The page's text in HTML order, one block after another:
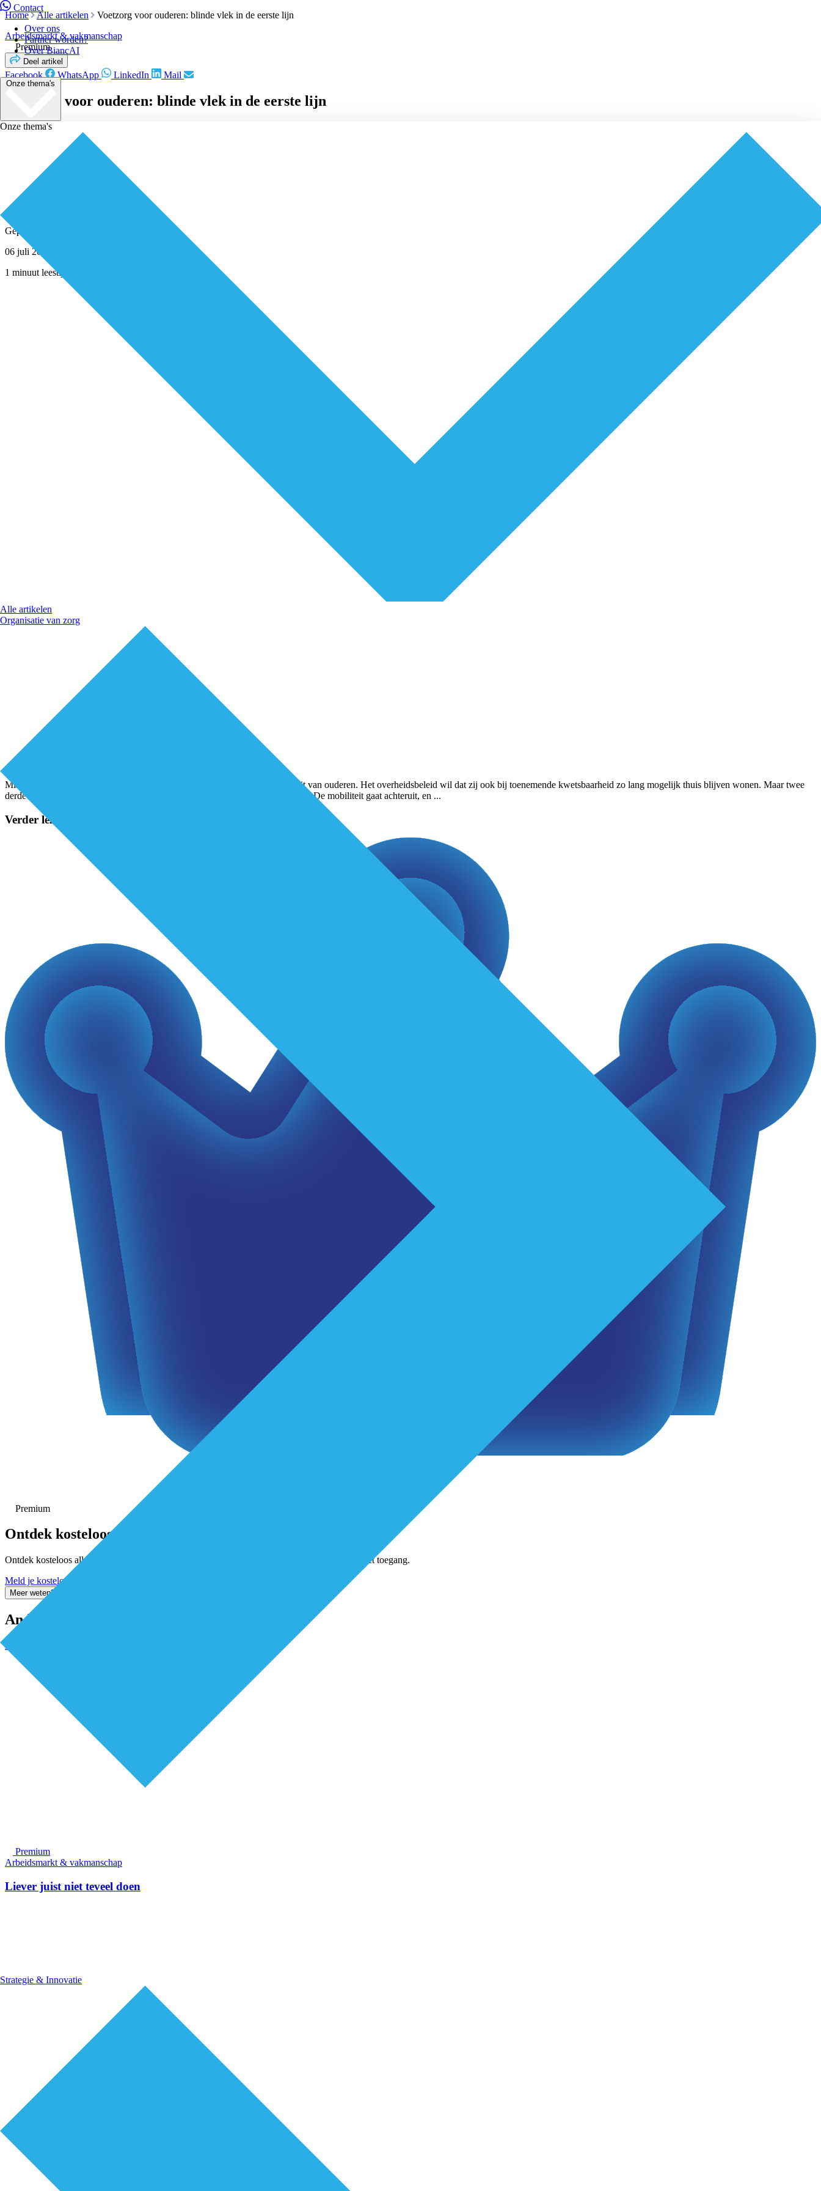
Contact
Over ons
Partner worden?
Over BiancAI
Onze thema's
Onze thema's
Alle artikelen
Organisatie van zorg
Strategie & Innovatie
Home Alle artikelen
Voetzorg voor ouderen: blinde vlek in de eerste lijn
Arbeidsmarkt & vakmanschap
Premium
Deel artikel
Facebook WhatsApp LinkedIn Mail
Voetzorg voor ouderen: blinde vlek in de eerste lijn
Geplaatst door
06 juli 2021
1 minuut leestijd
Mischa Nagel (Mischa Nagel’s voetzorg) maakt zich zorgen over de mobiliteit van ouderen. Het overheidsbeleid wil dat zij ook bij toenemende kwetsbaarheid zo lang mogelijk thuis blijven wonen. Maar twee
derde van de 75-plussers kan niet meer bij de eigen voeten om die te verzorgen. De mobiliteit gaat achteruit, en ...
Verder lezen?
Premium
Ontdekkosteloos
Ontdek kosteloos alle premium artikelen. Activeer gratis je De Eerstelijns-account en krijg direct toegang.
Meld je kosteloos aan
Meer weten? Stel je vraag via de chat
Andere artikelen
Alle artikelen
Premium
Arbeidsmarkt & vakmanschap
Liever juist niet teveel doen